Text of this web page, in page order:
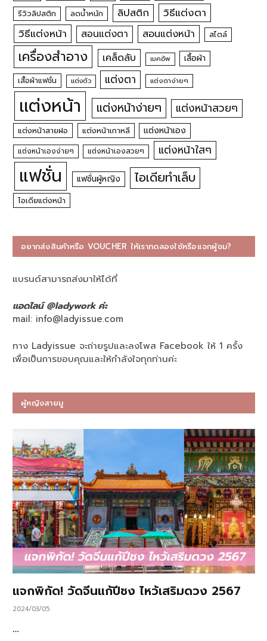
รีวิวลิปสติก ลดน้ำหนัก ลิปสติก
วิธีแต่งตา
วิธีแต่งหน้า
สอนแต่งตา สอนแต่งหน้า สไตล์
เครื่องสำอาง เคล็ดลับ เมคอัพ เสื้อผ้า
เสื้อผ้าแฟชั่น แต่งตัว แต่งตา แต่งตาง่ายๆ
แต่งหน้า แต่งหน้าง่ายๆ แต่งหน้าสวยๆ
แต่งหน้าสายฝอ แต่งหน้าเกาหลี แต่งหน้าเอง
แต่งหน้าเองง่ายๆ แต่งหน้าเองสวยๆ แต่งหน้าใสๆ
แฟชั่น แฟชั่นผู้หญิง ไอเดียทำเล็บ
ไอเดียแต่งหน้า
อยากส่งสินค้าหรือ VOUCHER ให้เราทดลองใช้หรือแจกผู้ชม?
แบรนด์สามารถส่งมาให้ได้ที่
แอดไลน์ @ladywork ค่ะ
mail: info@ladyissue.com
ทาง Ladyissue จะถ่ายรูปและลงโพส Facebook ให้ 1 ครั้ง
เพื่อเป็นการขอบคุณและให้กำลังใจทุกท่านค่ะ
ผู้หญิงสายมู
แจกพิกัด! วัดจีนแก้ปีชง ไหว้เสริมดวง 2567
2024/03/05
…